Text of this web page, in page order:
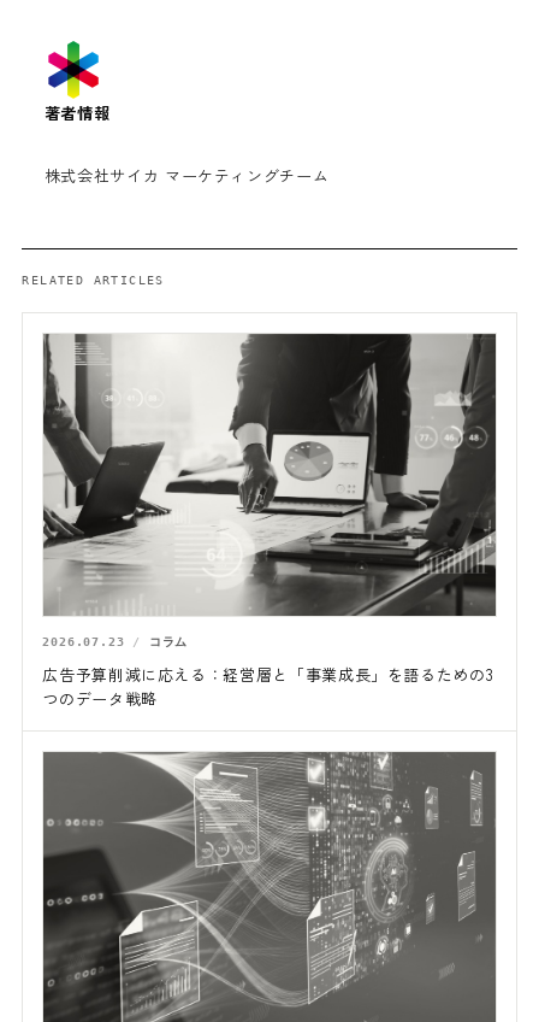
著者情報
株式会社サイカ マーケティングチーム
RELATED ARTICLES
2026.07.23 コラム
広告予算削減に応える：経営層と「事業成長」を語るための3
つのデータ戦略